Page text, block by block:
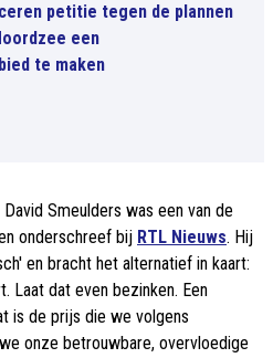
petitie tegen de plannen
een
te maken
Smeulders was een van de
onderschreef bij RTL Nieuws. Hij
en bracht het alternatief in kaart:
Laat dat even bezinken. Een
is de prijs die we volgens
onze betrouwbare, overvloedige